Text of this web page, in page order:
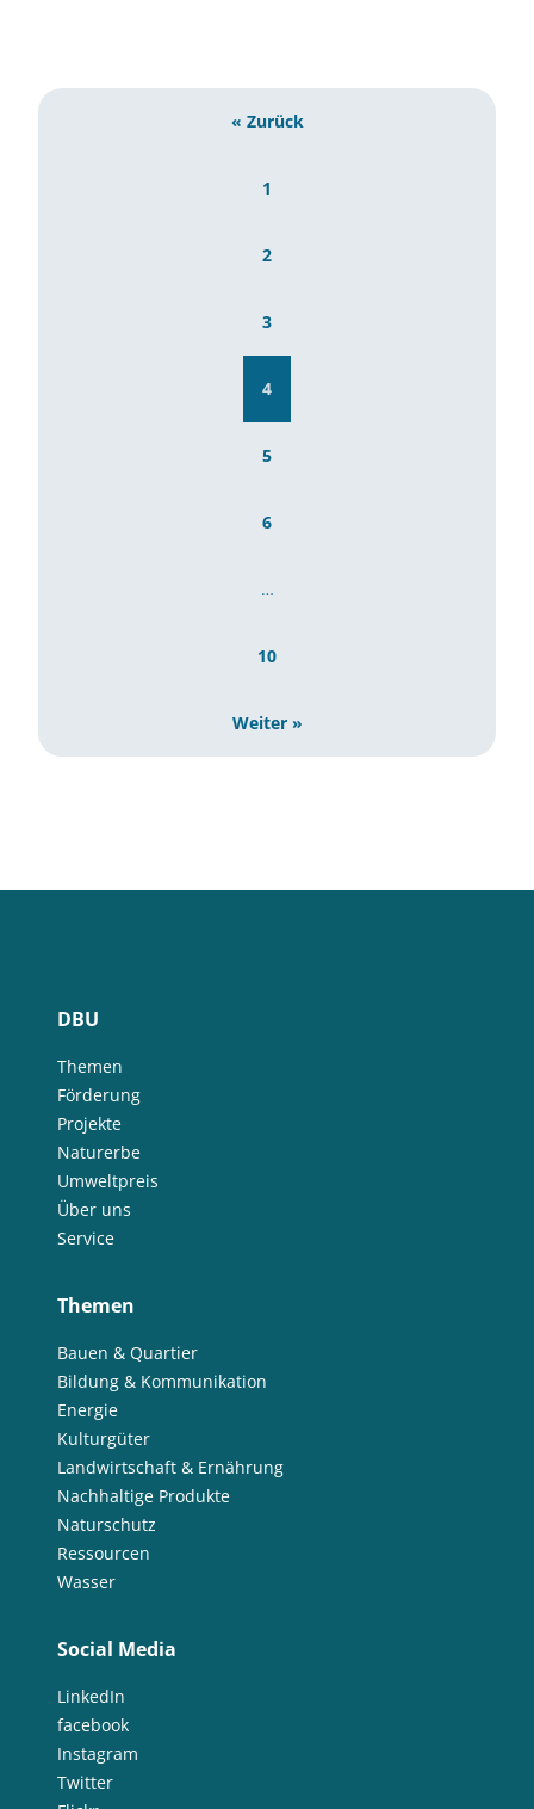
« Zurück
1
2
3
4
5
6
…
10
Weiter »
DBU
Themen
Förderung
Projekte
Naturerbe
Umweltpreis
Über uns
Service
Themen
Bauen & Quartier
Bildung & Kommunikation
Energie
Kulturgüter
Landwirtschaft & Ernährung
Nachhaltige Produkte
Naturschutz
Ressourcen
Wasser
Social Media
LinkedIn
facebook
Instagram
Twitter